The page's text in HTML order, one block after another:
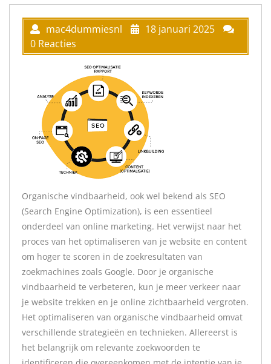
mac4dummiesnl
18 januari 2025
0 Reacties
Organische vindbaarheid, ook wel bekend als SEO
(Search Engine Optimization), is een essentieel
onderdeel van online marketing. Het verwijst naar het
proces van het optimaliseren van je website en content
om hoger te scoren in de zoekresultaten van
zoekmachines zoals Google. Door je organische
vindbaarheid te verbeteren, kun je meer verkeer naar
je website trekken en je online zichtbaarheid vergroten.
Het optimaliseren van organische vindbaarheid omvat
verschillende strategieën en technieken. Allereerst is
het belangrijk om relevante zoekwoorden te